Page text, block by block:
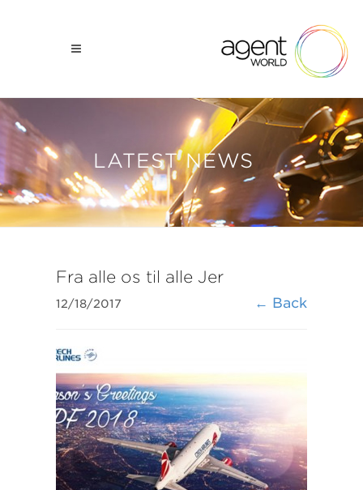
LATEST NEWS
​Fra alle os til alle Jer
← Back
12/18/2017